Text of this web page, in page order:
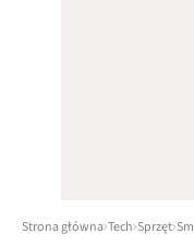
Strona główna Tech Sprzęt